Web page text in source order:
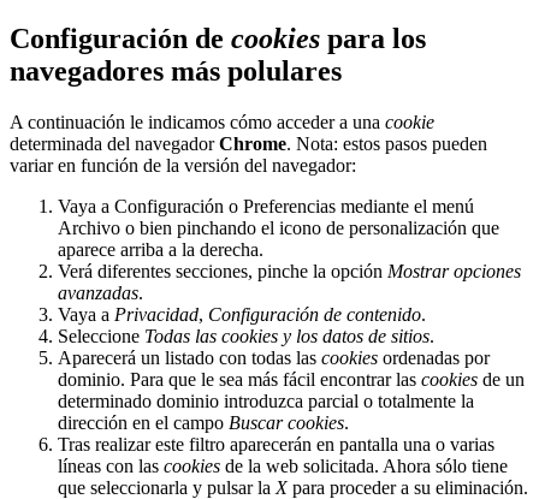
Configuración de cookies para los
navegadores más polulares
A continuación le indicamos cómo acceder a una cookie
determinada del navegadorChrome. Nota: estos pasos pueden
variar en función de la versión del navegador:
Vaya a Configuración o Preferencias mediante el menú
Archivo o bien pinchando el icono de personalización que
aparece arriba a la derecha.
Verá diferentes secciones, pinche la opción Mostrar opciones
avanzadas.
Vaya a Privacidad, Configuración de contenido.
Seleccione Todas las cookies y los datos de sitios.
Aparecerá un listado con todas las cookies ordenadas por
dominio. Para que le sea más fácil encontrar las cookies de un
determinado dominio introduzca parcial o totalmente la
dirección en el campo Buscar cookies.
Tras realizar este filtro aparecerán en pantalla una o varias
líneas con las cookies de la web solicitada. Ahora sólo tiene
que seleccionarla y pulsar la Xpara proceder a su eliminación.